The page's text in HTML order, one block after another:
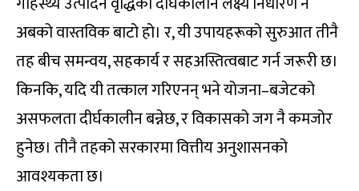
अबको वास्तविक बाटो हो। र, यी उपायहरूको सुरुआत तीनै
तह बीच समन्वय, सहकार्य र सहअस्तित्वबाट गर्न जरूरी छ।
किनकि, यदि यी तत्काल गरिएनन् भने योजना–बजेटको
असफलता दीर्घकालीन बन्नेछ, र विकासको जग नै कमजोर
हुनेछ। तीनै तहको सरकारमा वित्तीय अनुशासनको
आवश्यकता छ।